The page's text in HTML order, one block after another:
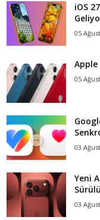
iOS
05
Apple
05
03
Yeni
03